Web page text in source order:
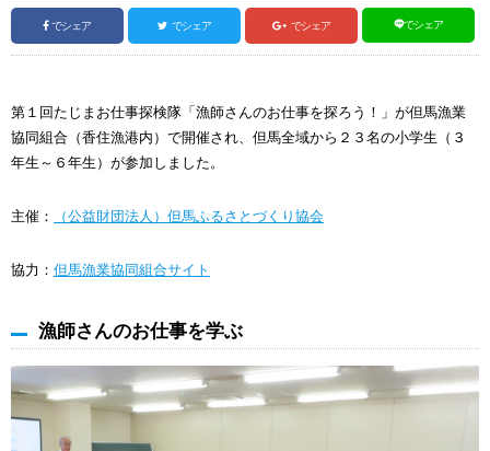
でシェア でシェア でシェア でシェア
第１回たじまお仕事探検隊「漁師さんのお仕事を探ろう！」が但馬漁業
協同組合（香住漁港内）で開催され、但馬全域から２３名の小学生（３
年生～６年生）が参加しました。
主催： （公益財団法人）但馬ふるさとづくり協会
協力： 但馬漁業協同組合サイト
漁師さんのお仕事を学ぶ